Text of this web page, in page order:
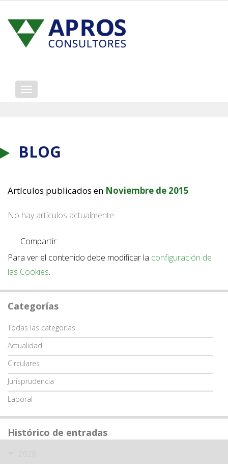
Mostrar/ocultar
BLOG
Artículos publicados en Noviembre de 2015
No hay artículos actualmente
Compartir:
Para ver el contenido debe modificar la configuración de
las Cookies.
Categorías
Categoría
Todas las categorías
Actualidad
Circulares
Jurisprudencia
Laboral
Histórico de entradas